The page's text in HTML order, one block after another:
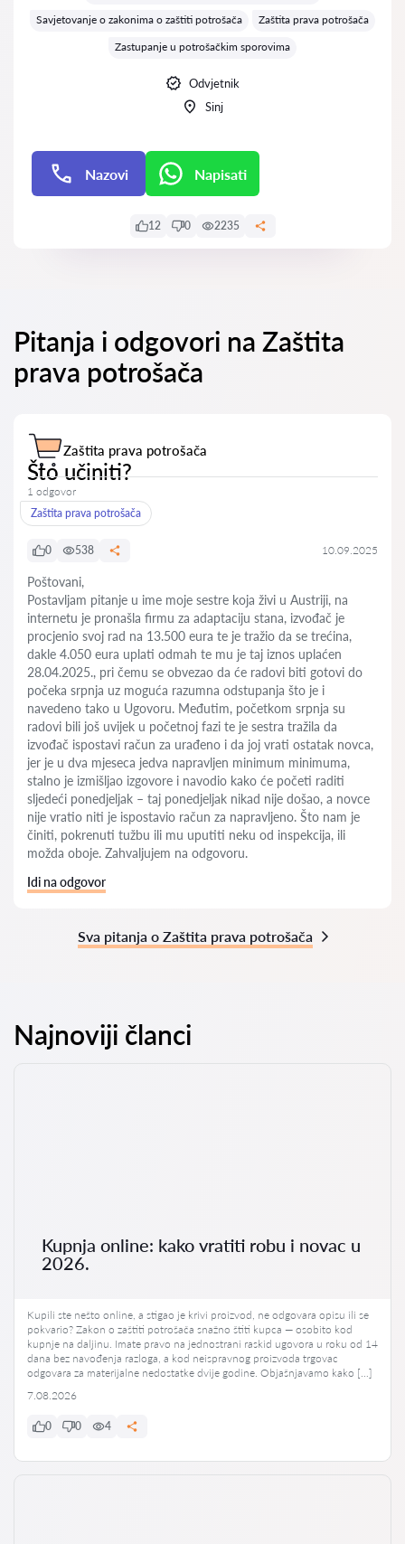
Savjetovanje o zakonima o zaštiti potrošača
Zaštita prava potrošača
Zastupanje u potrošačkim sporovima
Odvjetnik
Sinj
Nazovi Napisati
12 0 2235
Pitanja i odgovori na Zaštita
prava potrošača
Zaštita prava potrošača
Što učiniti?
1 odgovor
Zaštita prava potrošača
0 538 10.09.2025
Poštovani,
Postavljam pitanje u ime moje sestre koja živi u Austriji, na
internetu je pronašla firmu za adaptaciju stana, izvođač je
procjenio svoj rad na 13.500 eura te je tražio da se trećina,
dakle 4.050 eura uplati odmah te mu je taj iznos uplaćen
28.04.2025., pri čemu se obvezao da će radovi biti gotovi do
počeka srpnja uz moguća razumna odstupanja što je i
navedeno tako u Ugovoru. Međutim, početkom srpnja su
radovi bili još uvijek u početnoj fazi te je sestra tražila da
izvođač ispostavi račun za urađeno i da joj vrati ostatak novca,
jer je u dva mjeseca jedva napravljen minimum minimuma,
stalno je izmišljao izgovore i navodio kako će početi raditi
sljedeći ponedjeljak – taj ponedjeljak nikad nije došao, a novce
nije vratio niti je ispostavio račun za napravljeno. Što nam je
činiti, pokrenuti tužbu ili mu uputiti neku od inspekcija, ili
možda oboje. Zahvaljujem na odgovoru.
Idi na odgovor
Sva pitanja o Zaštita prava potrošača
Najnoviji članci
Kupnja online: kako vratiti robu i novac u
2026.
Kupili ste nešto online, a stigao je krivi proizvod, ne odgovara opisu ili se
pokvario? Zakon o zaštiti potrošača snažno štiti kupca — osobito kod
kupnje na daljinu. Imate pravo na jednostrani raskid ugovora u roku od 14
dana bez navođenja razloga, a kod neispravnog proizvoda trgovac
odgovara za materijalne nedostatke dvije godine. Objašnjavamo kako […]
7.08.2026
0 0 4